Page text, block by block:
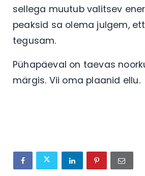
sellega muutub valitsev
peaksid sa olema julgem,
tegusam.
Pühapäeval on taevas
märgis. Vii oma plaanid ellu.